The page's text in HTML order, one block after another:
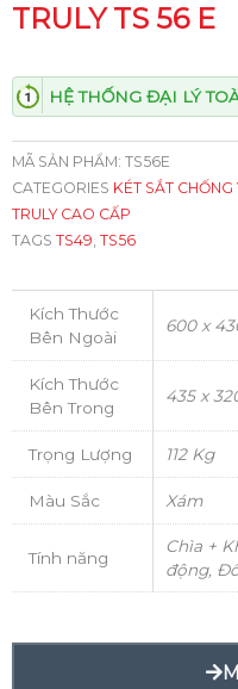
TRULY TS 56 E
HỆ THỐNG ĐẠI LÝ
MÃ SẢN PHẨM: TS56E
CATEGORIES KÉT SẮT
TRULY CAO CẤP
TAGS TS49, TS56
Kích Thước
Bên Ngoài
600 x
Kích Thước
Bên Trong
435 x
Trọng Lượng 112 Kg
Màu Sắc Xám
Tính năng
Chìa +
động,